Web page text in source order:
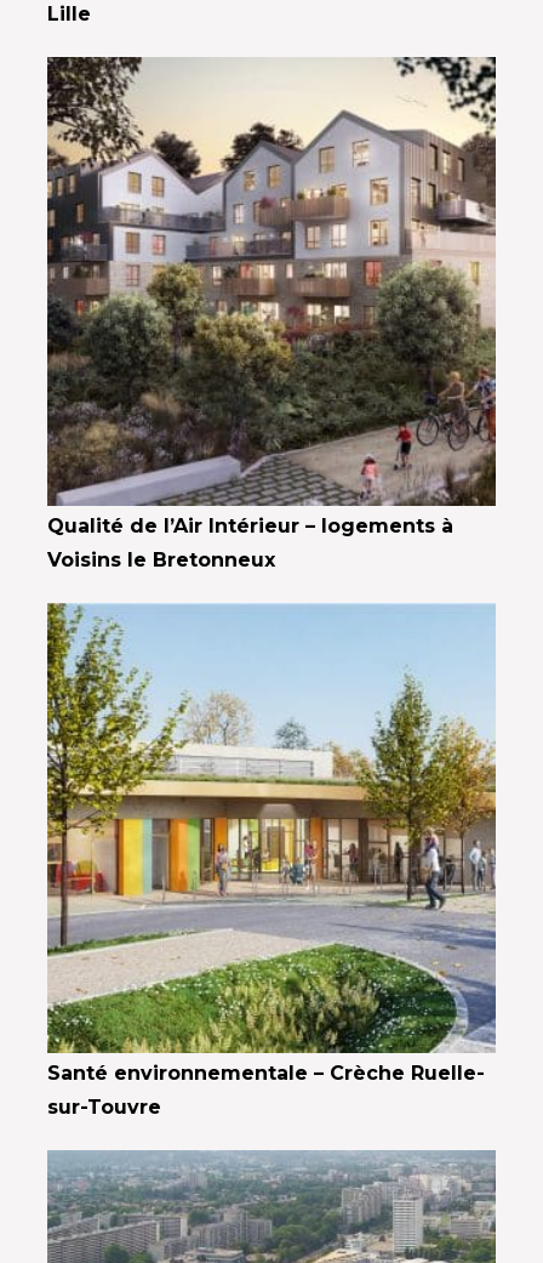
Lille
Qualité de l’Air Intérieur – logements à
Voisins le Bretonneux
Santé environnementale – Crèche Ruelle-
sur-Touvre